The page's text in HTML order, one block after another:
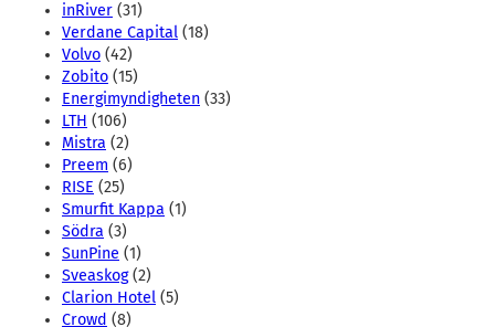
inRiver (31)
Verdane Capital (18)
Volvo (42)
Zobito (15)
Energimyndigheten (33)
LTH (106)
Mistra (2)
Preem (6)
RISE (25)
Smurfit Kappa (1)
Södra (3)
SunPine (1)
Sveaskog(2)
Clarion Hotel (5)
Crowd (8)